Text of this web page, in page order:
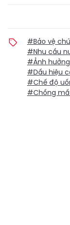
#Bảo vệ
#Nhu cầu
#Ảnh
#Dấu hiệu
#Chế độ
#Chống